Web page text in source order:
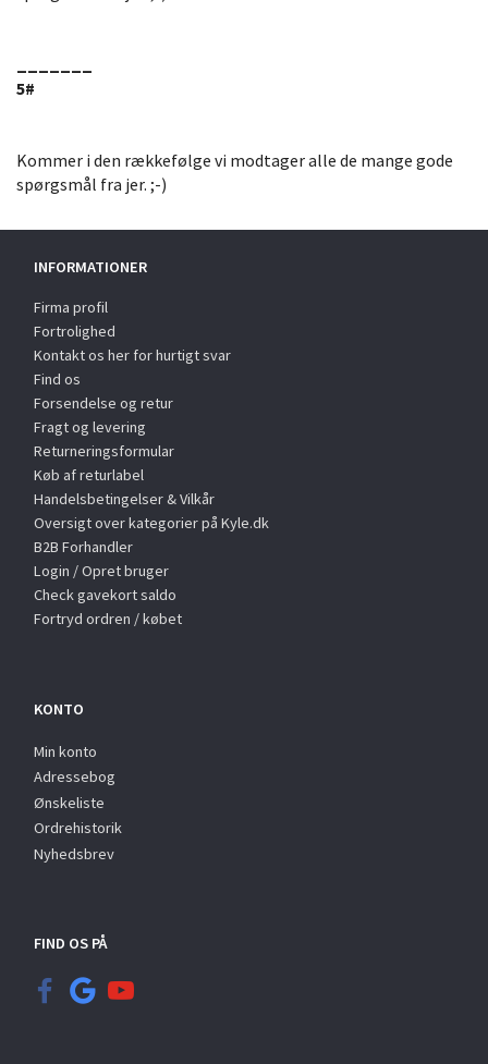
5#
Kommer i den rækkefølge vi modtager alle de mange gode
spørgsmål fra jer. ;-)
INFORMATIONER
Firma profil
Fortrolighed
Kontakt os her for hurtigt svar
Find os
Forsendelse og retur
Fragt og levering
Returneringsformular
Køb af returlabel
Handelsbetingelser & Vilkår
Oversigt over kategorier på Kyle.dk
B2B Forhandler
Login / Opret bruger
Check gavekort saldo
Fortryd ordren / købet
KONTO
Min konto
Adressebog
Ønskeliste
Ordrehistorik
Nyhedsbrev
FIND OS PÅ